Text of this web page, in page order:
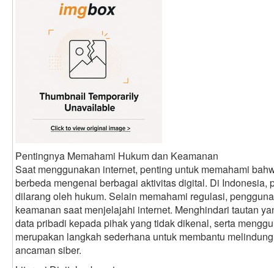
Pentingnya Memahami Hukum dan Keamanan
Saat menggunakan internet, penting untuk memahami
berbeda mengenai berbagai aktivitas digital. Di Indonesia,
dilarang oleh hukum. Selain memahami regulasi,
keamanan saat menjelajahi internet. Menghindari tautan
data pribadi kepada pihak yang tidak dikenal, serta
merupakan langkah sederhana untuk membantu
ancaman siber.